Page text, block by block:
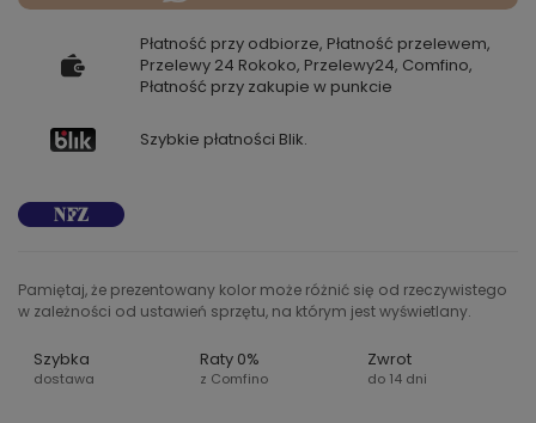
Płatność przy odbiorze, Płatność przelewem,
Przelewy 24 Rokoko, Przelewy24, Comfino,
Płatność przy zakupie w punkcie
Szybkie płatności Blik.
Pamiętaj, że prezentowany kolor może różnić się od rzeczywistego
w zależności od ustawień sprzętu, na którym jest wyświetlany.
Szybka
dostawa
Raty 0%
z Comfino
Zwrot
do 14 dni